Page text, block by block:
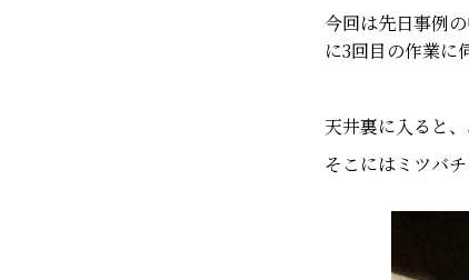
今回は先日事例
に3回目の作業に
天井裏に入ると
そこにはミツバ